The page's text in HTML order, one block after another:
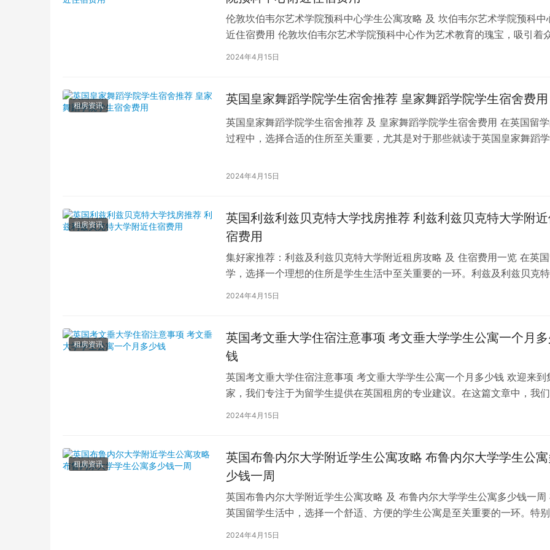
伦敦坎伯韦尔艺术学院预科中心学生公寓攻略 及 坎伯韦尔艺术学院预科中
近住宿费用 伦敦坎伯韦尔艺术学院预科中心作为艺术教育的瑰宝，吸引着
2024年4月15日
租房资讯 英国皇家舞蹈学院学生宿舍推荐 皇家舞蹈学院学生宿舍费用
英国皇家舞蹈学院学生宿舍推荐 及 皇家舞蹈学院学生宿舍费用 在英国留
过程中，选择合适的住所至关重要，尤其是对于那些就读于英国皇家舞蹈学
2024年4月15日
租房资讯
英国利兹利兹贝克特大学找房推荐 利兹利兹贝克特大学附
宿费用
集好家推荐：利兹及利兹贝克特大学附近租房攻略 及 住宿费用一览 在英
学，选择一个理想的住所是学生生活中至关重要的一环。利兹及利兹贝克特
学（以下简称利兹贝大）作为英国一所卓越的…
2024年4月15日
租房资讯
英国考文垂大学住宿注意事项 考文垂大学学生公寓一个月
钱
英国考文垂大学住宿注意事项 考文垂大学学生公寓一个月多少钱 欢迎来到
家，我们专注于为留学生提供在英国租房的专业建议。在这篇文章中，我们
深入探讨英国考文垂大学住宿的注意事项，以…
2024年4月15日
租房资讯
英国布鲁内尔大学附近学生公寓攻略 布鲁内尔大学学生公寓
少钱一周
英国布鲁内尔大学附近学生公寓攻略 及 布鲁内尔大学学生公寓多少钱一周
英国留学生活中，选择一个舒适、方便的学生公寓是至关重要的一环。特别
2024年4月15日